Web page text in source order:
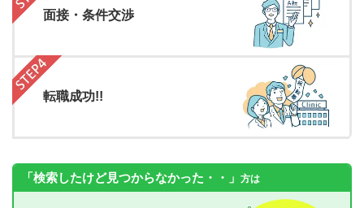
面接・条件交渉
転職成功!!
「検索したけど見つからなかった・・」 方は